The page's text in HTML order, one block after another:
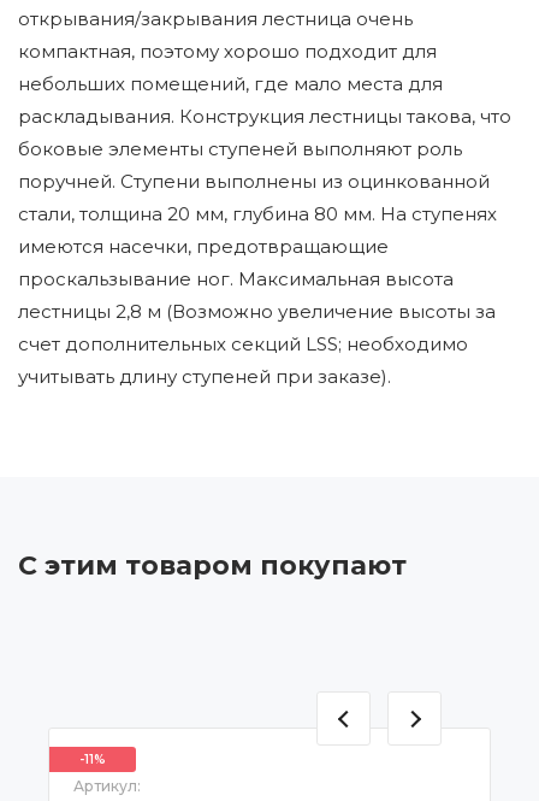
открывания/закрывания лестница очень
компактная, поэтому хорошо подходит для
небольших помещений, где мало места для
раскладывания. Конструкция лестницы такова, что
боковые элементы ступеней выполняют роль
поручней. Ступени выполнены из оцинкованной
стали, толщина 20 мм, глубина 80 мм. На ступенях
имеются насечки, предотвращающие
проскальзывание ног. Максимальная высота
лестницы 2,8 м (Возможно увеличение высоты за
счет дополнительных секций LSS; необходимо
учитывать длину ступеней при заказе).
С этим товаром покупают
-11%
Артикул: